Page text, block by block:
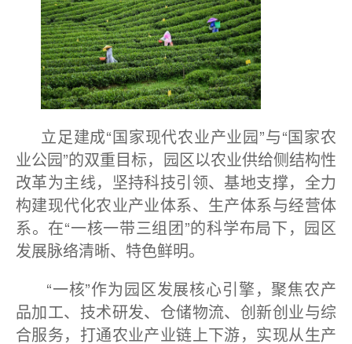
立足建成“国家现代农业产业园”与“国家农
业公园”的双重目标，园区以农业供给侧结构性
改革为主线，坚持科技引领、基地支撑，全力
构建现代化农业产业体系、生产体系与经营体
系。在“一核一带三组团”的科学布局下，园区
发展脉络清晰、特色鲜明。
“一核”作为园区发展核心引擎，聚焦农产
品加工、技术研发、仓储物流、创新创业与综
合服务，打通农业产业链上下游，实现从生产